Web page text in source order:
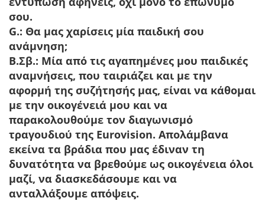
σου.
G.: Θα μας χαρίσεις μία παιδική σου
ανάμνηση;
Β.Σβ.: Μία από τις αγαπημένες μου παιδικές
αναμνήσεις, που ταιριάζει και με την
αφορμή της συζήτησής μας, είναι να κάθομαι
με την οικογένειά μου και να
παρακολουθούμε τον διαγωνισμό
τραγουδιού της Eurovision. Απολάμβανα
εκείνα τα βράδια που μας έδιναν τη
δυνατότητα να βρεθούμε ως οικογένεια όλοι
μαζί, να διασκεδάσουμε και να
ανταλλάξουμε απόψεις.